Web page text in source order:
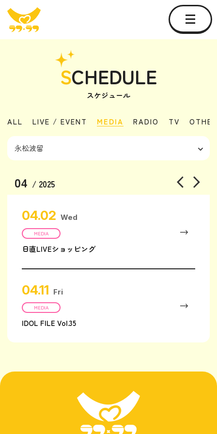
SCHEDULE
スケジュール
ALL LIVE / EVENT MEDIA RADIO TV OTHER
04 / 2025
04.02 Wed
MEDIA
日直LIVEショッピング
04.11 Fri
MEDIA
IDOL FILE Vol.35